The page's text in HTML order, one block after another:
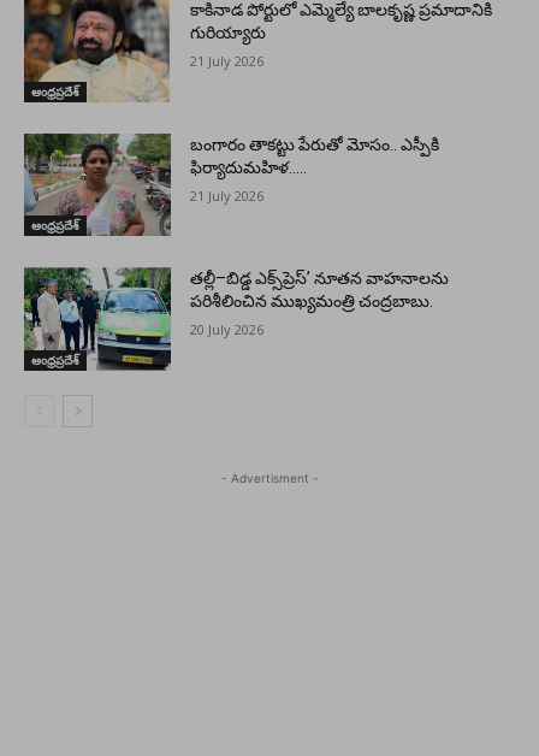
ఆంధ్రప్రదేశ్
కాకినాడ పోర్టులో ఎమ్మెల్యే బాలకృష్ణ ప్రమాదానికి
గురియ్యారు
21 July 2026
ఆంధ్రప్రదేశ్
బంగారం తాకట్టు పేరుతో మోసం.. ఎస్పీకి
ఫిర్యాదుమహిళ…..
21 July 2026
ఆంధ్రప్రదేశ్
తల్లీ–బిడ్డ ఎక్స్‌ప్రెస్’ నూతన వాహనాలను
పరిశీలించిన ముఖ్యమంత్రి చంద్రబాబు.
20 July 2026
- Advertisment -